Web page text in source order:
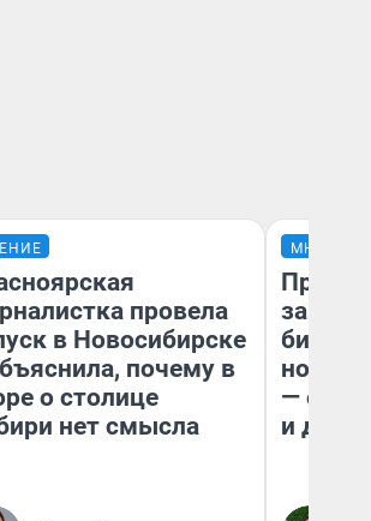
провела
в Новосибирске
почему в
о столице
нет смысла
МНЕНИЕ
новый
— он
и даже